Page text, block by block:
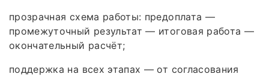
прозрачная схема работы: предоплата —
промежуточный результат — итоговая работа —
окончательный расчёт;
поддержка на всех этапах — от согласования